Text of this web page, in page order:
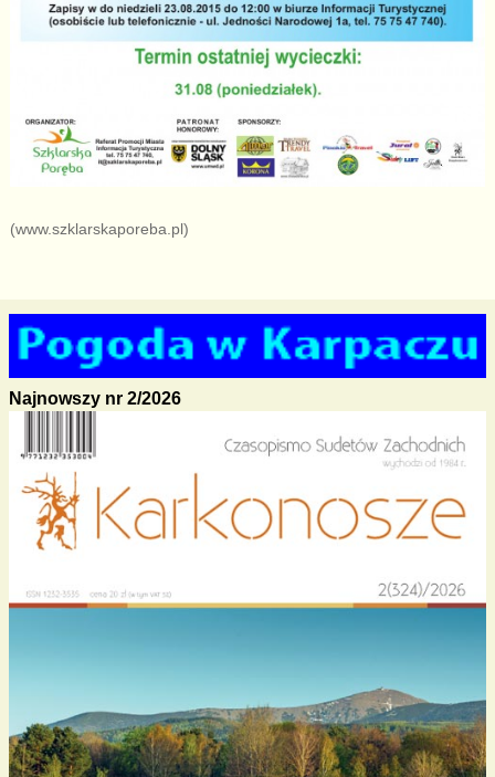
(www.szklarskaporeba.pl)
Najnowszy nr 2/2026